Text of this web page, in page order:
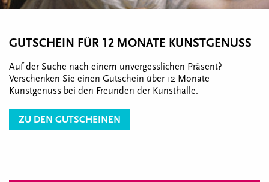
GUTSCHEIN FÜR 12 MONATE KUNSTGENUSS
Auf der Suche nach einem unvergesslichen Präsent?
Verschenken Sie einen Gutschein über 12 Monate
Kunstgenuss bei den Freunden der Kunsthalle.
ZU DEN GUTSCHEINEN